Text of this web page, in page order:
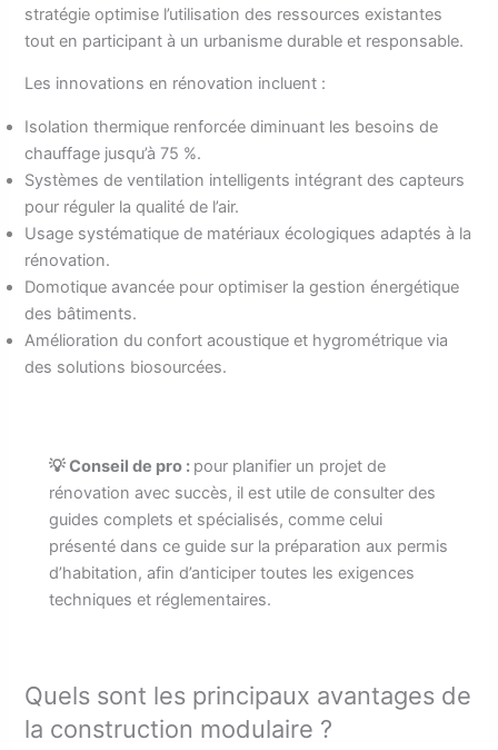
stratégie optimise l’utilisation des ressources existantes
tout en participant à un urbanisme durable et responsable.
Les innovations en rénovation incluent :
Isolation thermique renforcée diminuant les besoins de
chauffage jusqu’à 75 %.
Systèmes de ventilation intelligents intégrant des capteurs
pour réguler la qualité de l’air.
Usage systématique de matériaux écologiques adaptés à la
rénovation.
Domotique avancée pour optimiser la gestion énergétique
des bâtiments.
Amélioration du confort acoustique et hygrométrique via
des solutions biosourcées.
💡 Conseil de pro : pour planifier un projet de
rénovation avec succès, il est utile de consulter des
guides complets et spécialisés, comme celui
présenté dans ce guide sur la préparation aux permis
d’habitation, afin d’anticiper toutes les exigences
techniques et réglementaires.
Quels sont les principaux avantages de
la construction modulaire ?